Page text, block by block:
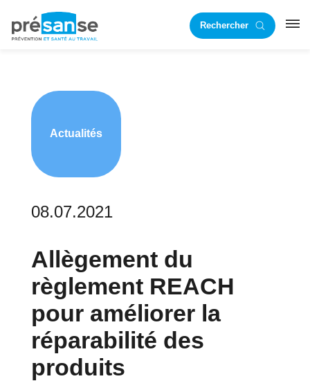
principale
RechercherRST
Actualités
08.07.2021
Allègement du
règlement REACH
pour améliorer la
réparabilité des
produits